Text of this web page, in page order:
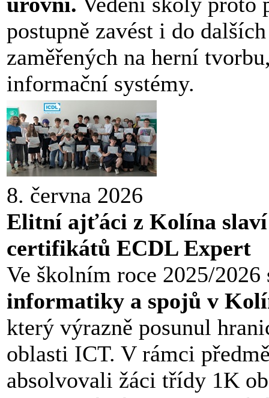
postupně zavést i do
zaměřených na herní
informační systémy.
8. června 2026
Elitní ajťáci z Kolína slaví
certifikátů ECDL Expert
Ve školním roce 2025/2026
informatiky a spojů v
který výrazně posunul
oblasti ICT. V rámci
absolvovali žáci třídy 1K